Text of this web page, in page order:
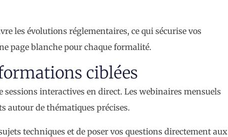
les évolutions réglementaires, ce qui sécurise vos
page blanche pour chaque formalité.
ciblées
interactives en direct. Les webinaires mensuels
autour de thématiques précises.
techniques et de poser vos questions directement aux